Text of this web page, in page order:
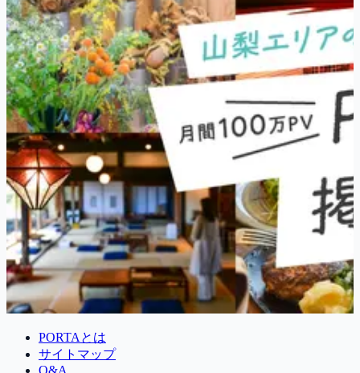
PORTAとは
サイトマップ